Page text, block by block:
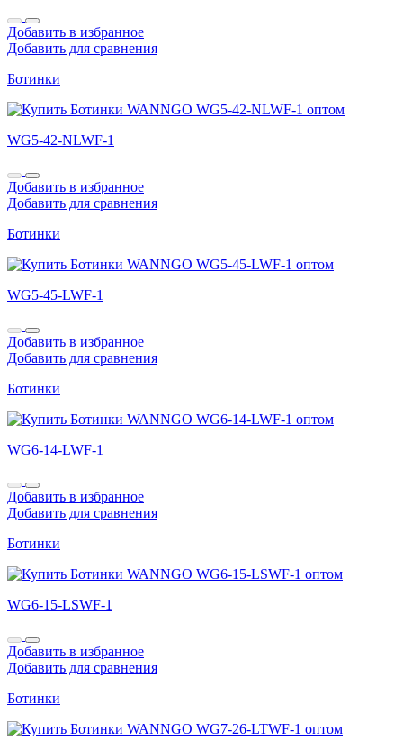
Добавить в избранное
Добавить для сравнения
Ботинки
WG5-42-NLWF-1
Добавить в избранное
Добавить для сравнения
Ботинки
WG5-45-LWF-1
Добавить в избранное
Добавить для сравнения
Ботинки
WG6-14-LWF-1
Добавить в избранное
Добавить для сравнения
Ботинки
WG6-15-LSWF-1
Добавить в избранное
Добавить для сравнения
Ботинки